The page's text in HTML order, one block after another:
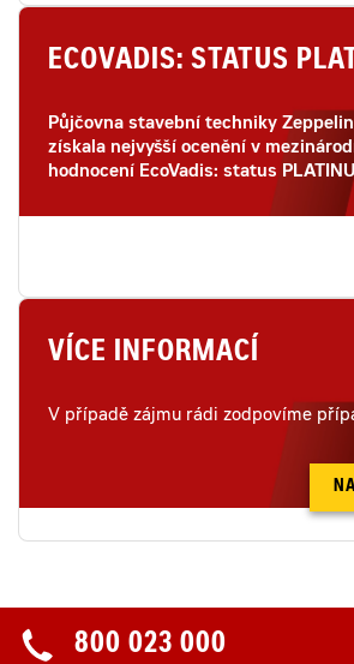
ECOVADIS: STATUS
Půjčovna stavební techniky
získala nejvyšší ocenění v
hodnocení EcoVadis: status
VÍCE INFORMACÍ
V případě zájmu rádi zodpovíme
800 023 000